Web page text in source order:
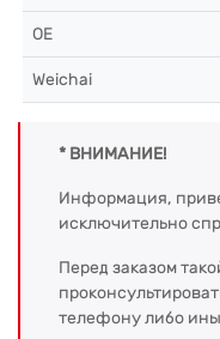
OE
Weichai
* ВНИМАНИЕ!
Информация,
исключительно
Перед заказом
телефону либо